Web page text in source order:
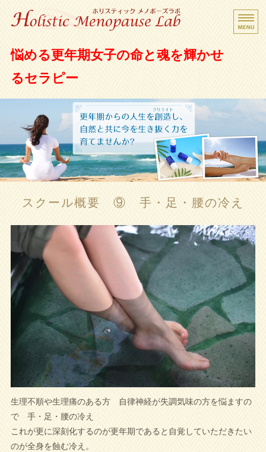
ーズラボ
悩める更年期女子の命と魂を輝かせ
るセラピー
Beginner's Guide
Holistic Menopause
Menu
スクール概要 ⑨ 手・足・腰の冷え
生理不順や生理痛のある方 自律神経が失調気味の方を悩ますの
で 手・足・腰の冷え
これが更に深刻化するのが更年期であると自覚していただきたい
のが全身を蝕む冷え。